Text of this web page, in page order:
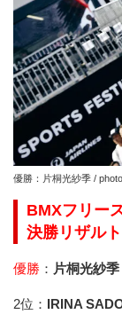
優勝：片桐光紗季 /
BMXフリー
決勝リザルト
優勝 ： 片桐光紗季
2位： IRINA